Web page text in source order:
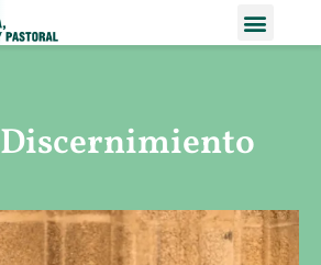
Discernimiento